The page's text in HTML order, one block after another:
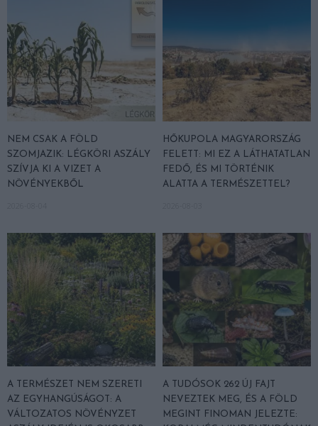
NEM CSAK A FÖLD
SZOMJAZIK: LÉGKÖRI ASZÁLY
SZÍVJA KI A VIZET A
NÖVÉNYEKBŐL
HŐKUPOLA MAGYARORSZÁG
FELETT: MI EZ A LÁTHATATLAN
FEDŐ, ÉS MI TÖRTÉNIK
ALATTA A TERMÉSZETTEL?
A TERMÉSZET NEM SZERETI
AZ EGYHANGÚSÁGOT: A
VÁLTOZATOS NÖVÉNYZET
A TUDÓSOK 262 ÚJ FAJT
NEVEZTEK MEG, ÉS A FÖLD
MEGINT FINOMAN JELEZTE: